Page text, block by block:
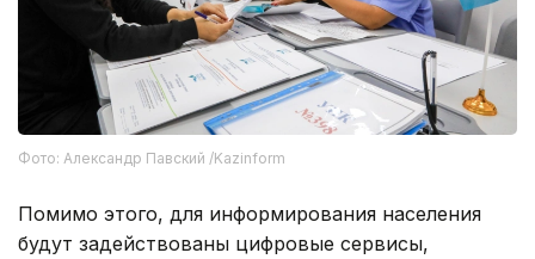
Фото: Александр Павский /Kazinform
Помимо этого, для информирования населения
будут задействованы цифровые сервисы,